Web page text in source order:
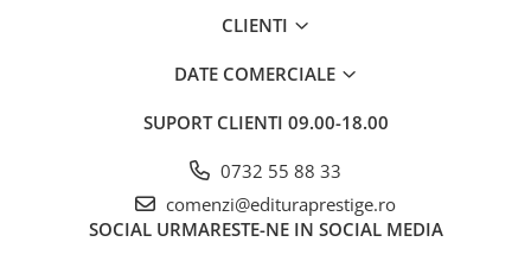
CLIENTI
DATE COMERCIALE
SUPORT CLIENTI 09.00-18.00
0732 55 88 33
comenzi@edituraprestige.ro
SOCIAL URMARESTE-NE IN SOCIAL MEDIA